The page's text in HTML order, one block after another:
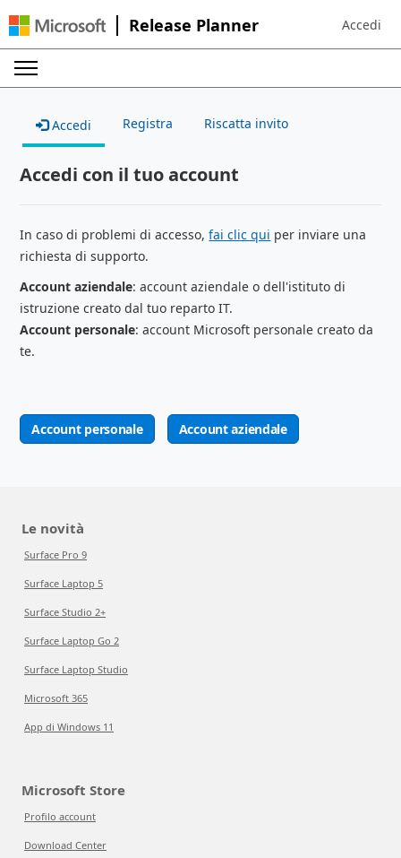
Release Planner Sign in to
Accedi
Accedi Registra Riscatta invito
Accedi con il tuo account
In caso di problemi di accesso,fai clic qui per inviare una
richiesta di supporto.
Account aziendale: account aziendale o dell'istituto di
istruzione creato dal tuo reparto IT.
Account personale: account Microsoft personale creato da
te.
Account personale Account aziendale
Le novità
Surface Pro 9
Surface Laptop 5
Surface Studio 2+
Surface Laptop Go 2
Surface Laptop Studio
Microsoft 365
App di Windows 11
Microsoft Store
Profilo account
Download Center